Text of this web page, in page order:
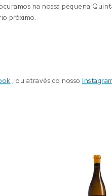
na nossa pequena
próximo.
, ou através do nosso